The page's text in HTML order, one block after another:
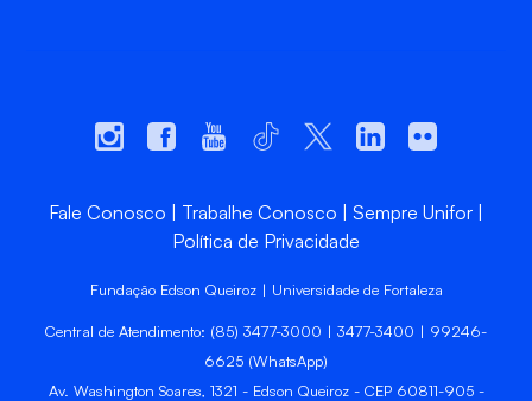
Fale Conosco Trabalhe Conosco
Sempre Unifor
Política de Privacidade
Fundação Edson Queiroz | Universidade de Fortaleza
Central de Atendimento: (85) 3477-3000 | 3477-3400 | 99246-
6625 (WhatsApp)
Av. Washington Soares, 1321 - Edson Queiroz - CEP 60811-905 -